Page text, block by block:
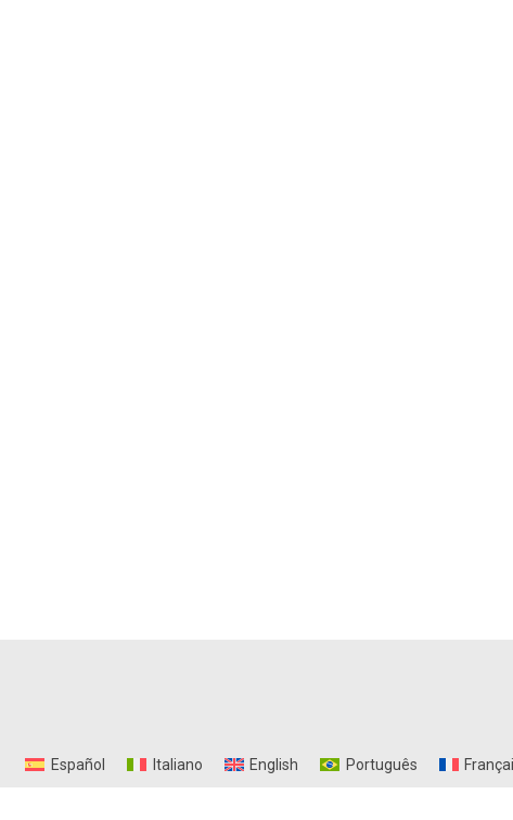
Español Italiano English Português